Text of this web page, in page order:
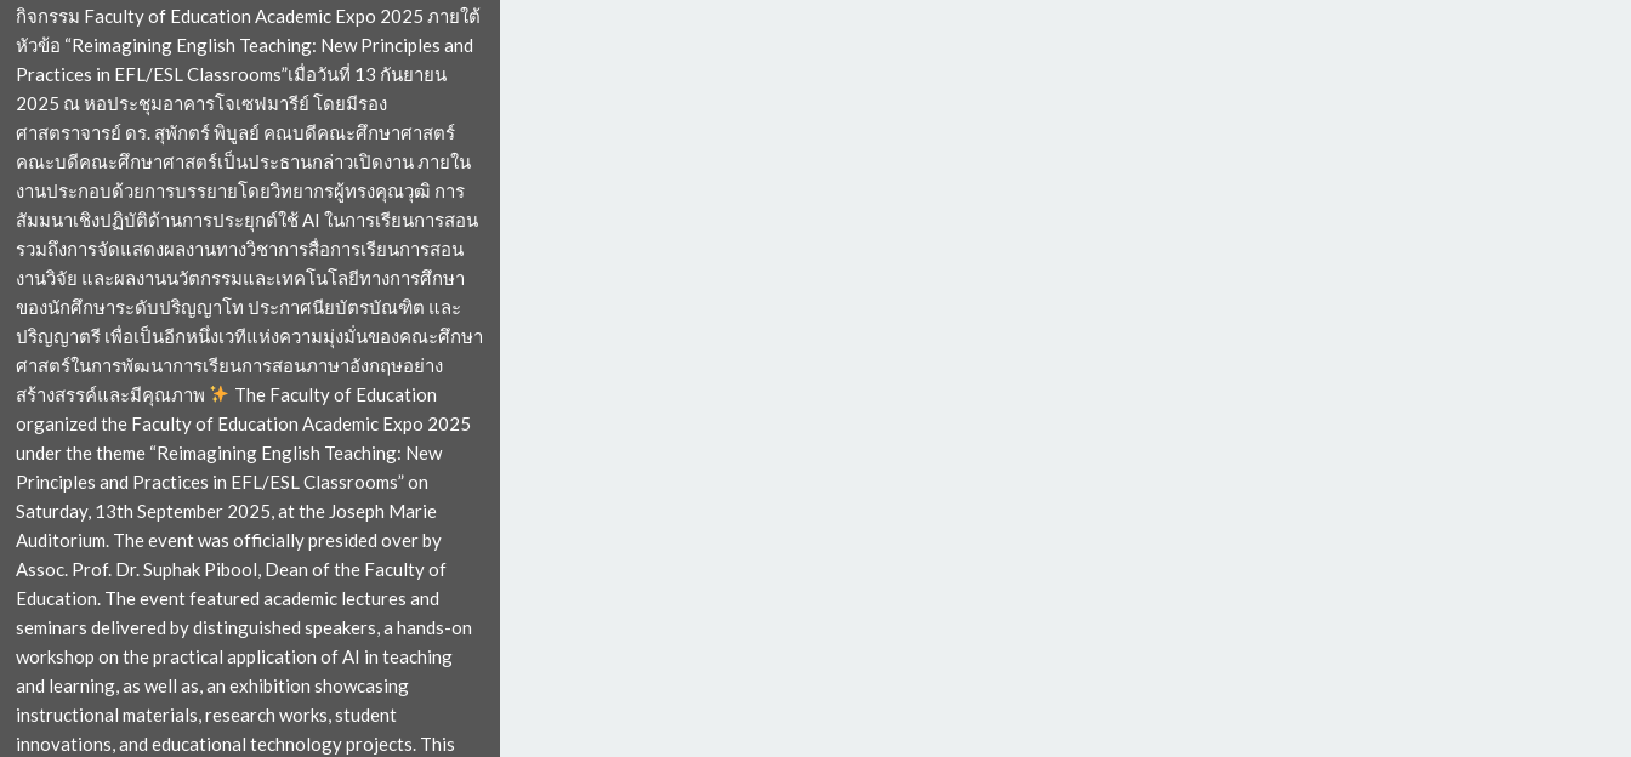
กิจกรรม Faculty of Education Academic Expo 2025 ภายใต้
หัวข้อ “Reimagining English Teaching: New Principles and
Practices in EFL/ESL Classrooms”เมื่อวันที่ 13 กันยายน
2025 ณ หอประชุมอาคารโจเซฟมารีย์ โดยมีรอง
ศาสตราจารย์ ดร. สุพักตร์ พิบูลย์ คณบดีคณะศึกษาศาสตร์
คณะบดีคณะศึกษาศาสตร์เป็นประธานกล่าวเปิดงาน ภายใน
งานประกอบด้วยการบรรยายโดยวิทยากรผู้ทรงคุณวุฒิ การ
สัมมนาเชิงปฏิบัติด้านการประยุกต์ใช้ AI ในการเรียนการสอน
รวมถึงการจัดแสดงผลงานทางวิชาการสื่อการเรียนการสอน
งานวิจัย และผลงานนวัตกรรมและเทคโนโลยีทางการศึกษา
ของนักศึกษาระดับปริญญาโท ประกาศนียบัตรบัณฑิต และ
ปริญญาตรี เพื่อเป็นอีกหนึ่งเวทีแห่งความมุ่งมั่นของคณะศึกษา
ศาสตร์ในการพัฒนาการเรียนการสอนภาษาอังกฤษอย่าง
สร้างสรรค์และมีคุณภาพ
The Faculty of Education
organized the Faculty of Education Academic Expo 2025
under the theme “Reimagining English Teaching: New
Principles and Practices in EFL/ESL Classrooms” on
Saturday, 13th September 2025, at the Joseph Marie
Auditorium. The event was officially presided over by
Assoc. Prof. Dr. Suphak Pibool, Dean of the Faculty of
Education. The event featured academic lectures and
seminars delivered by distinguished speakers, a hands-on
workshop on the practical application of AI in teaching
and learning, as well as, an exhibition showcasing
instructional materials, research works, student
innovations, and educational technology projects. This